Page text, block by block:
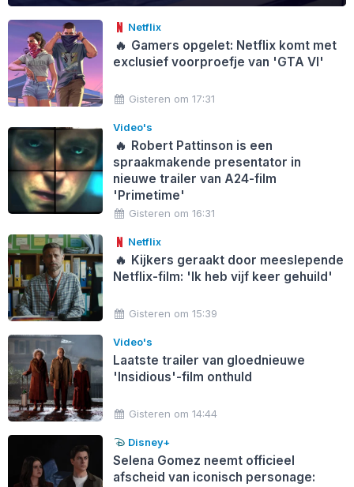
Netflix
🔥 Gamers opgelet: Netflix komt met
exclusief voorproefje van 'GTA VI'
Gisteren om 17:31
Video's
🔥 Robert Pattinson is een
spraakmakende presentator in
nieuwe trailer van A24-film
'Primetime'
Gisteren om 16:31
Netflix
🔥 Kijkers geraakt door meeslepende
Netflix-film: 'Ik heb vijf keer gehuild'
Gisteren om 15:39
Video's
Laatste trailer van gloednieuwe
'Insidious'-film onthuld
Gisteren om 14:44
Disney+
Selena Gomez neemt officieel
afscheid van iconisch personage: